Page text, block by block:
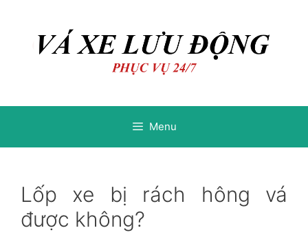
Menu
Lốp xe bị rách hông vá
được không?